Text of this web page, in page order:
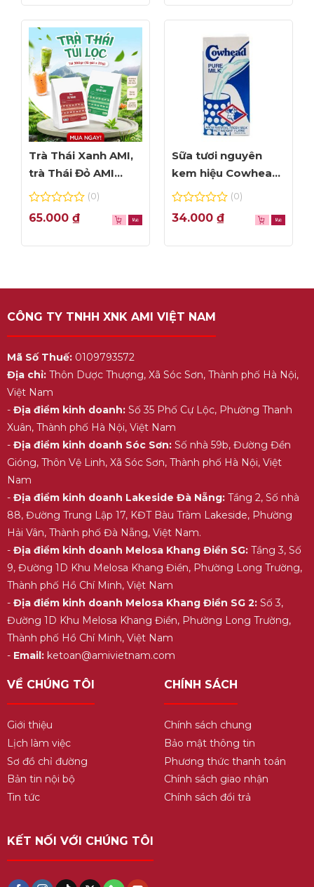
5
5
Trà Thái Xanh AMI,
trà Thái Đỏ AMI
thơm ngon, túi lọc
0
out
5
(0)
65.000 ₫
Sữa tươi nguyên
kem hiệu Cowhead
– hộp 1L
0
out
5
(0)
34.000 ₫
CÔNG TY TNHH XNK AMI VIỆT NAM
Mã Số Thuế:0109793572
Địa chỉ:Thôn Dược Thượng, Xã Sóc Sơn, Thành phố Hà Nội,
Việt Nam
- Địa điểm kinh doanh:Số 35 Phố Cự Lộc, Phường Thanh
Xuân, Thành phố Hà Nội, Việt Nam
- Địa điểm kinh doanh Sóc Sơn:Số nhà 59b, Đường Đền
Gióng, Thôn Vệ Linh, Xã Sóc Sơn, Thành phố Hà Nội, Việt
Nam
- Địa điểm kinh doanh Lakeside Đà Nẵng:Tầng 2, Số nhà
88, Đường Trung Lập 17, KĐT Bàu Tràm Lakeside, Phường
Hải Vân, Thành phố Đà Nẵng, Việt Nam.
- Địa điểm kinh doanh Melosa Khang Điền SG:Tầng 3, Số
9, Đường 1D Khu Melosa Khang Điền, Phường Long Trường,
Thành phố Hồ Chí Minh, Việt Nam
- Địa điểm kinh doanh Melosa Khang Điền SG 2:Số 3,
Đường 1D Khu Melosa Khang Điền, Phường Long Trường,
Thành phố Hồ Chí Minh, Việt Nam
- Email:ketoan@amivietnam.com
VỀ CHÚNG TÔI
Giới thiệu
Lịch làm việc
Sơ đồ chỉ đường
Bản tin nội bộ
Tin tức
CHÍNH SÁCH
Chính sách chung
Bảo mật thông tin
Phương thức thanh toán
Chính sách giao nhận
Chính sách đổi trả
KẾT NỐI VỚI CHÚNG TÔI